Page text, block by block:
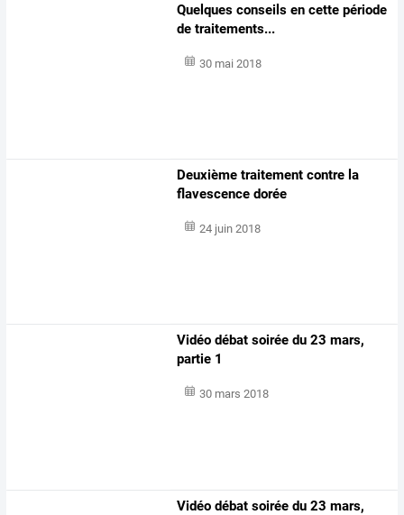
Quelques conseils en cette période
de traitements...
30 mai 2018
Deuxième traitement contre la
flavescence dorée
24 juin 2018
Vidéo débat soirée du 23 mars,
partie 1
30 mars 2018
Vidéo débat soirée du 23 mars,